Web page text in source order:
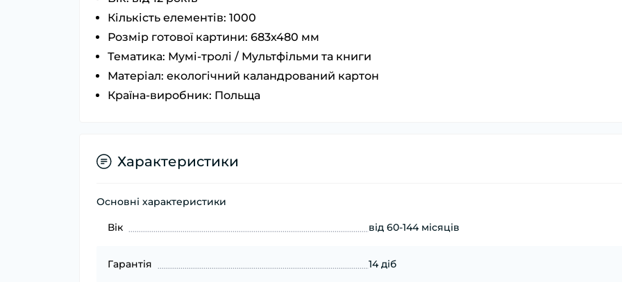
Кількість елементів: 1000
Розмір готової картини: 683х480 мм
Тематика: Мумі-тролі / Мультфільми та книги
Матеріал: екологічний каландрований картон
Країна-виробник: Польща
Характеристики
Основні характеристики
Вік від 60-144 місяців
Гарантія 14 діб